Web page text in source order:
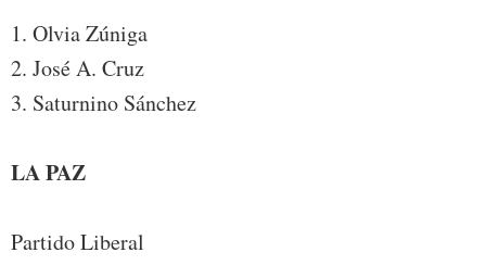
1. Olvia Zúniga
2. José A. Cruz
3. Saturnino Sánchez
LA PAZ
Partido Liberal